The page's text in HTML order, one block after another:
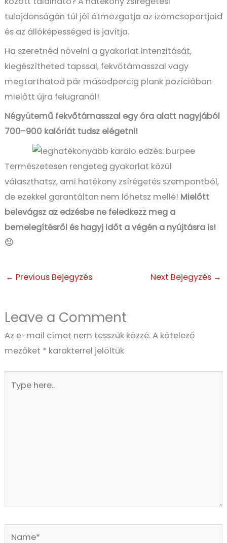
tulajdonságán túl jól átmozgatja az izomcsoportjaid
és az állóképességed is javítja.
Ha szeretnéd növelni a gyakorlat intenzitását,
kiegészítheted tapssal, fekvőtámasszal vagy
megtarthatod pár másodpercig plank pozícióban
mielőtt újra felugranál!
Négyütemű fekvőtámasszal egy óra alatt nagyjából
700-900 kalóriát tudsz elégetni!
Természetesen rengeteg gyakorlat közül
választhatsz, ami hatékony zsírégetés szempontból,
de ezekkel garantáltan nem lőhetsz mellé! Mielőtt
belevágsz az edzésbe ne feledkezz meg a
bemelegítésről és hagyj időt a végén a nyújtásra is!
🙂
← Previous Bejegyzés Next Bejegyzés →
Leave a Comment
Az e-mail címet nem tesszük közzé.A kötelező
mezőket * karakterrel jelöltük
here..